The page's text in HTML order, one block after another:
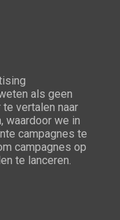
als geen
vertalen naar
waardoor we in
campagnes te
campagnes op
te lanceren.